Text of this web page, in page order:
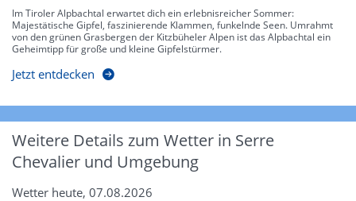
Im Tiroler Alpbachtal erwartet dich ein erlebnisreicher Sommer:
Majestätische Gipfel, faszinierende Klammen, funkelnde Seen. Umrahmt
von den grünen Grasbergen der Kitzbüheler Alpen ist das Alpbachtal ein
Geheimtipp für große und kleine Gipfelstürmer.
Jetzt entdecken
Weitere Details zum Wetter in Serre
Chevalier und Umgebung
Wetter heute, 07.08.2026